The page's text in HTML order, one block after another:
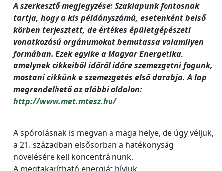
A szerkesztő megjegyzése: Szaklapunk fontosnak
tartja, hogy a kis példányszámú, esetenként belső
körben terjesztett, de értékes épületgépészeti
vonatkozású orgánumokat bemutassa valamilyen
formában. Ezek egyike a Magyar Energetika,
amelynek cikkeiből időről időre szemezgetni fogunk,
mostani cikkünk e szemezgetés első darabja. A lap
megrendelhető az alábbi oldalon:
http://www.met.mtesz.hu/
A spórolásnak is megvan a maga helye, de úgy véljük,
a 21. században elsősorban a hatékonyság
növelésére kell koncentrálnunk.
A megtakarítható energiát hívjuk